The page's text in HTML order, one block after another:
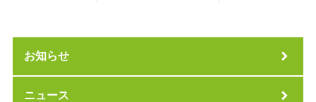
お知らせ
ニュース